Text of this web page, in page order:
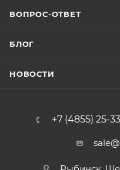
ВОПРОС-ОТВЕТ
БЛОГ
НОВОСТИ
+7 (4855) 25-